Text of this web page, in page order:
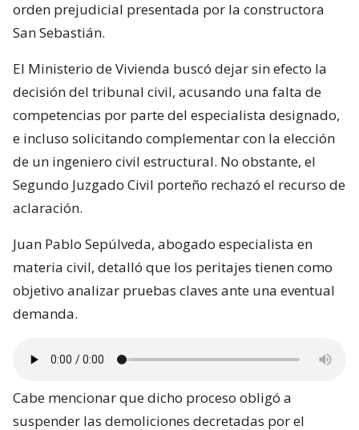
orden prejudicial presentada por la constructora
San Sebastián.
El Ministerio de Vivienda buscó dejar sin efecto la
decisión del tribunal civil, acusando una falta de
competencias por parte del especialista designado,
e incluso solicitando complementar con la elección
de un ingeniero civil estructural. No obstante, el
Segundo Juzgado Civil porteño rechazó el recurso de
aclaración.
Juan Pablo Sepúlveda, abogado especialista en
materia civil, detalló que los peritajes tienen como
objetivo analizar pruebas claves ante una eventual
demanda.
Cabe mencionar que dicho proceso obligó a
suspender las demoliciones decretadas por el